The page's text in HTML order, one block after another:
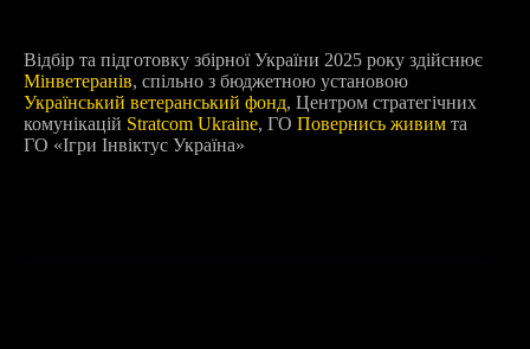
Відбір та підготовку збірної України 2025 року здійснює
Мінветеранів, спільно з бюджетною установою
Український ветеранський фонд, Центром стратегічних
комунікацій Stratcom Ukraine, ГО Повернись живим та
ГО «Ігри Інвіктус Україна»